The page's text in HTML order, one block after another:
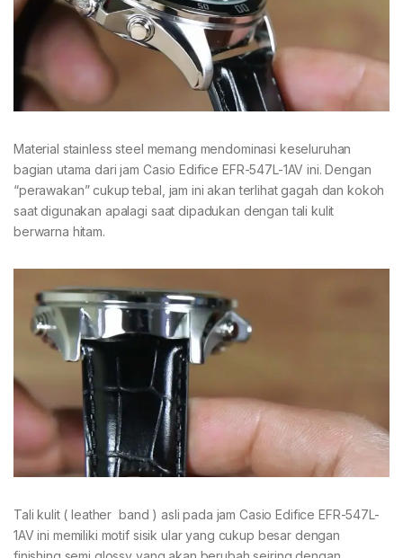
Material stainless steel memang mendominasi keseluruhan
bagian utama dari jam Casio Edifice EFR-547L-1AV ini. Dengan
“perawakan” cukup tebal, jam ini akan terlihat gagah dan kokoh
saat digunakan apalagi saat dipadukan dengan tali kulit
berwarna hitam.
Tali kulit ( leather band ) asli pada jam Casio Edifice EFR-547L-
1AV ini memiliki motif sisik ular yang cukup besar dengan